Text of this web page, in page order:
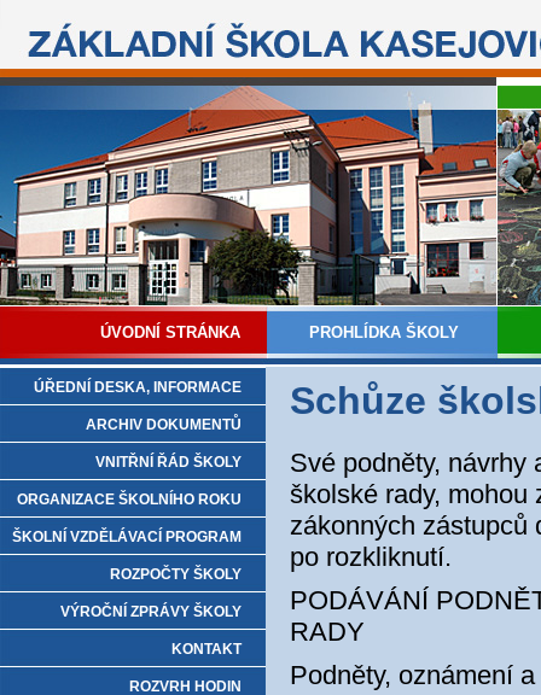
ÚVODNÍ STRÁNKA PROHLÍDKA ŠKOLY
Schůze
Své podněty, návrhy
školské rady, mohou
zákonných zástupců
po rozkliknutí.
PODÁVÁNÍ
RADY
Podněty, oznámení
ÚŘEDNÍ DESKA, INFORMACE
ARCHIV DOKUMENTŮ
VNITŘNÍ ŘÁD ŠKOLY
ORGANIZACE ŠKOLNÍHO ROKU
ŠKOLNÍ VZDĚLÁVACÍ PROGRAM
ROZPOČTY ŠKOLY
VÝROČNÍ ZPRÁVY ŠKOLY
KONTAKT
ROZVRH HODIN